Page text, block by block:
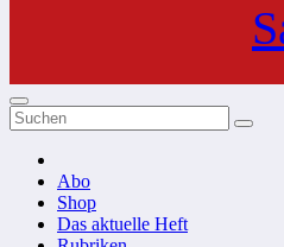
Abo
Shop
Das aktuelle Heft